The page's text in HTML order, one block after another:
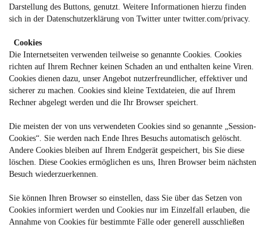
Darstellung des Buttons, genutzt. Weitere Informationen hierzu finden
sich in der Datenschutzerklärung von Twitter unter twitter.com/privacy.
Cookies
Die Internetseiten verwenden teilweise so genannte Cookies. Cookies
richten auf Ihrem Rechner keinen Schaden an und enthalten keine Viren.
Cookies dienen dazu, unser Angebot nutzerfreundlicher, effektiver und
sicherer zu machen. Cookies sind kleine Textdateien, die auf Ihrem
Rechner abgelegt werden und die Ihr Browser speichert.
Die meisten der von uns verwendeten Cookies sind so genannte „Session-
Cookies“. Sie werden nach Ende Ihres Besuchs automatisch gelöscht.
Andere Cookies bleiben auf Ihrem Endgerät gespeichert, bis Sie diese
löschen. Diese Cookies ermöglichen es uns, Ihren Browser beim nächsten
Besuch wiederzuerkennen.
Sie können Ihren Browser so einstellen, dass Sie über das Setzen von
Cookies informiert werden und Cookies nur im Einzelfall erlauben, die
Annahme von Cookies für bestimmte Fälle oder generell ausschließen